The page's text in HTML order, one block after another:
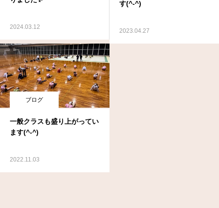
2024.03.12
す(^-^)
2023.04.27
ブログ
一般クラスも盛り上がってい
ます(^-^)
2022.11.03